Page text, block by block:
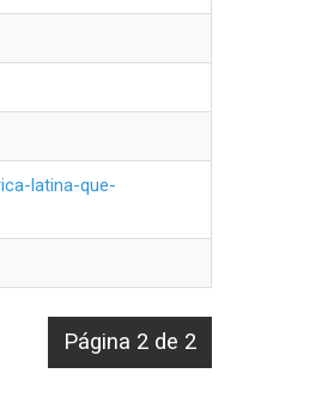
latina-que-
Página 2 de 2